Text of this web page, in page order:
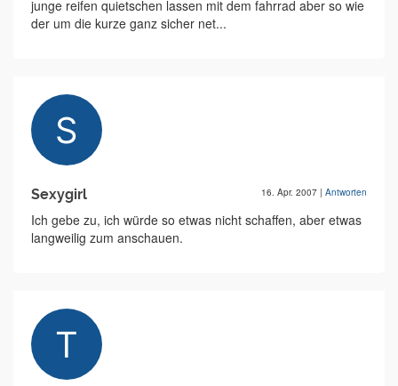
junge reifen quietschen lassen mit dem fahrrad aber so wie
der um die kurze ganz sicher net...
Sexygirl 16. Apr. 2007 | Antworten
Ich gebe zu, ich würde so etwas nicht schaffen, aber etwas
langweilig zum anschauen.